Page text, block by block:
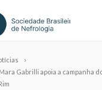
Gabrilli apoia a campanha